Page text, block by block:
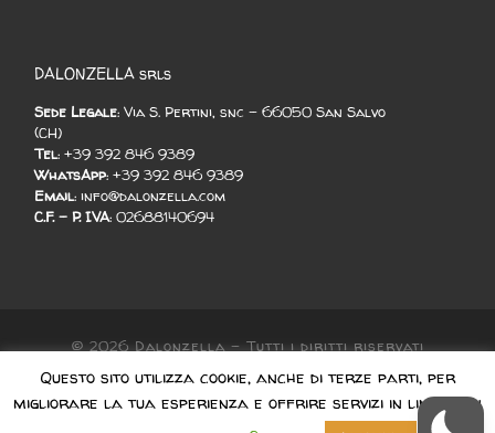
DALONZELLA srls
Sede Legale: Via S. Pertini, snc - 66050 San Salvo
(CH)
Tel: +39 392 846 9389
WhatsApp: +39 392 846 9389
Email: info@dalonzella.com
C.F. - P. IVA: 02688140694
© 2026 Dalonzella – Tutti i diritti riservati
Designed with Serverbit
Questo sito utilizza cookie, anche di terze parti, per
migliorare la tua esperienza e offrire servizi in linea con